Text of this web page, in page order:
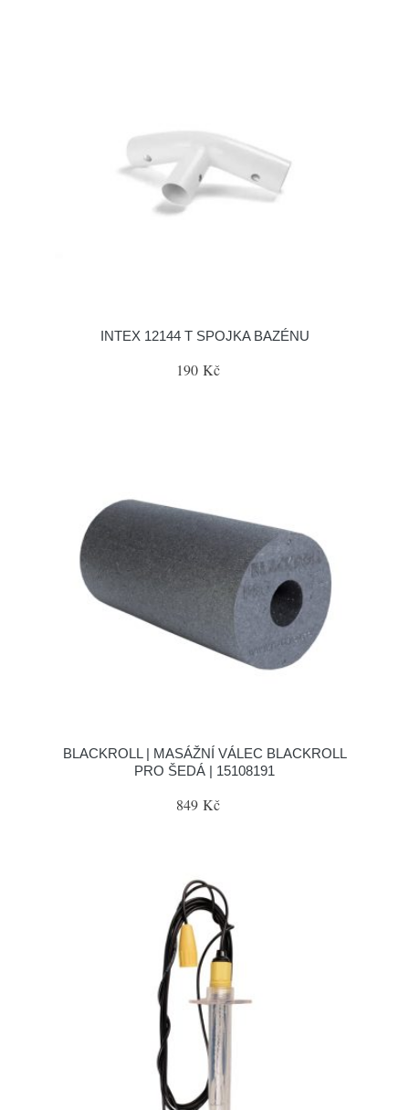
INTEX 12144 T SPOJKA BAZÉNU
190 Kč
BLACKROLL | MASÁŽNÍ VÁLEC BLACKROLL
PRO ŠEDÁ | 15108191
849 Kč